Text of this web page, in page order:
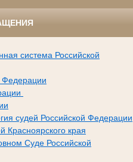
система Российской
Федерации
судей Российской Федерации
Красноярского края
Суде Российской